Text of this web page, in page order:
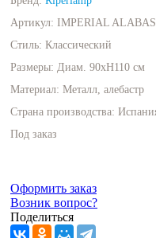
Артикул: IMPERIAL
Стиль: Классический
Размеры: Диам. 90хН110 см
Материал: Металл, алебастр
Страна производства:
Под заказ
Оформить заказ
Возник вопрос?
Поделиться